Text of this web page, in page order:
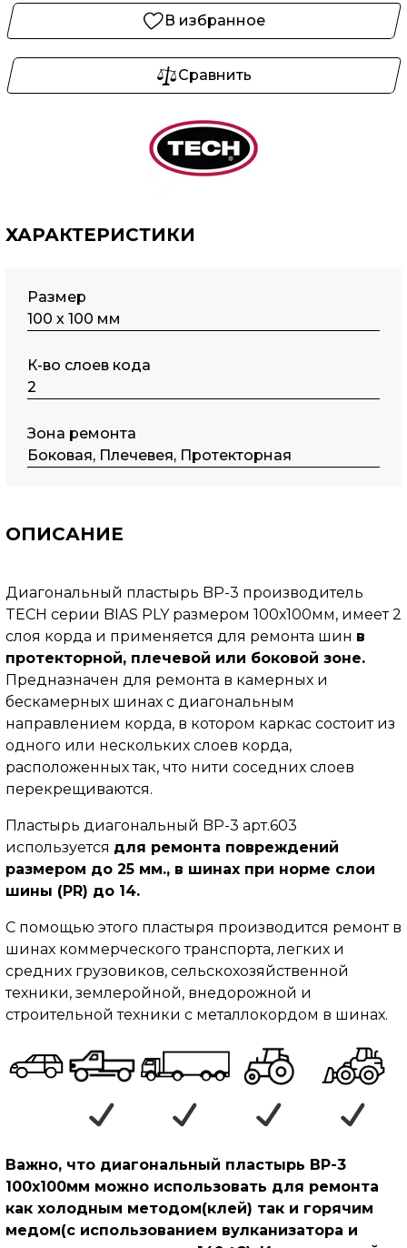
В избранное
Сравнить
ХАРАКТЕРИСТИКИ
Размер
100 х 100 мм
К-во слоев кода
2
Зона ремонта
Боковая, Плечевея, Протекторная
ОПИСАНИЕ
Диагональный пластырь BP-3 производитель
TECH серии BIAS PLY размером 100х100мм, имеет 2
слоя корда и применяется для ремонта шин в
протекторной, плечевой или боковой зоне.
Предназначен для ремонта в камерных и
бескамерных шинах с диагональным
направлением корда, в котором каркас состоит из
одного или нескольких слоев корда,
расположенных так, что нити соседних слоев
перекрещиваются.
Пластырь диагональный BP-3 арт.603
используется для ремонта повреждений
размером до 25 мм., в шинах при норме слои
шины (PR) до 14.
С помощью этого пластыря производится ремонт в
шинах коммерческого транспорта, легких и
средних грузовиков, сельскохозяйственной
техники, землеройной, внедорожной и
строительной техники с металлокордом в шинах.
Важно, что диагональный пластырь BP-3
100х100мм можно использовать для ремонта
как холодным методом(клей) так и горячим
медом(с использованием вулканизатора и